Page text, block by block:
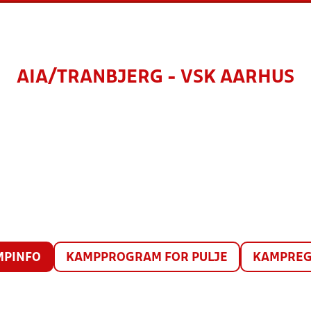
AIA/TRANBJERG - VSK AARHUS
KAMPPROGRAM FOR PULJE